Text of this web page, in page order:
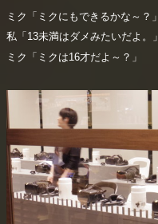
ミク「ミクにもできるかな～？」
私「13未満はダメみたいだよ。」
ミク「ミクは16才だよ～？」